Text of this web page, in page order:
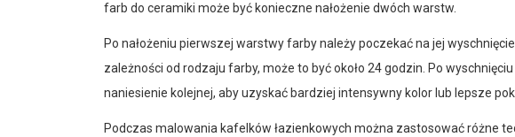
farb do ceramiki może być konieczne nałożenie dwóch warstw.
Po nałożeniu pierwszej warstwy farby należy poczekać na jej
zależności od rodzaju farby, może to być około 24 godzin. Po
naniesienie kolejnej, aby uzyskać bardziej intensywny kolor lub lepsze
Podczas malowania kafelków łazienkowych można zastosować różne